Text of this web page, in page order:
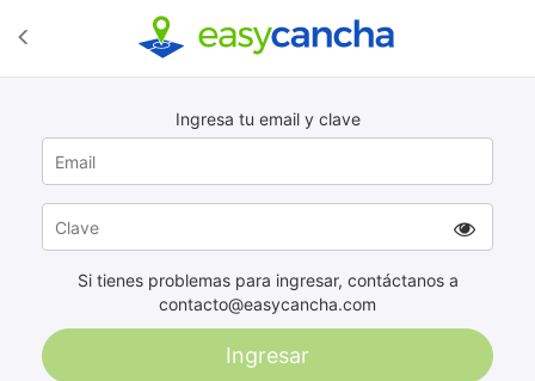
Ingresa tu email y clave
Si tienes problemas para ingresar, contáctanos a
contacto@easycancha.com
Ingresar